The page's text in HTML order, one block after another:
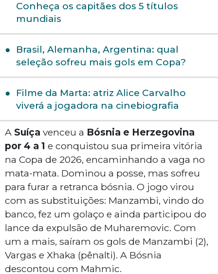
Conheça os capitães dos 5 títulos
mundiais
Brasil, Alemanha, Argentina: qual
seleção sofreu mais gols em Copa?
Filme da Marta: atriz Alice Carvalho
viverá a jogadora na cinebiografia
A Suíça venceu a Bósnia e Herzegovina
por 4 a 1 e conquistou sua primeira vitória
na Copa de 2026, encaminhando a vaga no
mata-mata. Dominou a posse, mas sofreu
para furar a retranca bósnia. O jogo virou
com as substituições: Manzambi, vindo do
banco, fez um golaço e ainda participou do
lance da expulsão de Muharemovic. Com
um a mais, saíram os gols de Manzambi (2),
Vargas e Xhaka (pênalti). A Bósnia
descontou com Mahmic.